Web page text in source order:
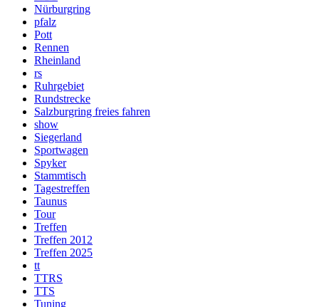
Nürburgring
pfalz
Pott
Rennen
Rheinland
rs
Ruhrgebiet
Rundstrecke
Salzburgring freies fahren
show
Siegerland
Sportwagen
Spyker
Stammtisch
Tagestreffen
Taunus
Tour
Treffen
Treffen 2012
Treffen 2025
tt
TTRS
TTS
Tuning